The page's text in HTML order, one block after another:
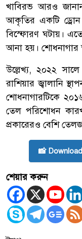
খাবিরভ আরও
আকৃতির একটি ড্রোন
বিস্ফোরণ ঘটায়।
আনা হয়। শোধনাগার
উল্লেখ্য, ২০২২
রাশিয়ার জ্বালানি
শোধনাগারটিকে
তেল পরিশোধন
প্রকারেরও বেশি
📸
শেয়ার করুন